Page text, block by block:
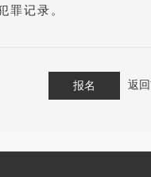
罪记录。
报名 返